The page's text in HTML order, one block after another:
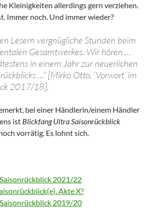
Kleinigkeiten allerdings gern verziehen.
Immer noch. Und immer wieder?
Lesern vergnügliche Stunden beim
Gesamtwerkes. Wir hören …
in einem Jahr zur neuerlichen
…“ [Mirko Otto, ’Vorwort’ im
2017/18].
bei einer Händlerin/einem Händler
ist Blickfang Ultra Saisonrückblick
vorrätig. Es lohnt sich.
2021/22
Akte X?
2019/20